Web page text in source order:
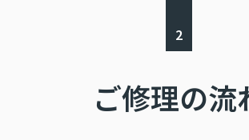
2
ご修理の流